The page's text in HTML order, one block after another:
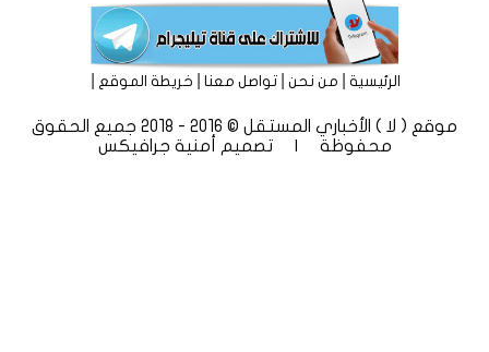
الرئيسية|من نحن|تواصل معنا|خريطة الموقع
موقع ( لا ) الأخباري المستقل © 2016 - 2018 جميع الحقوق
محفوظة | تصميم
أمنية جرافيكس